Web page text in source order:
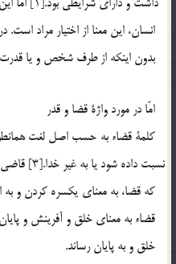
بدون اينكه از طرف شخص و يا قدرت
امّا در مورد واژة قضا و قدر
كلمة قضاء به حسب اصل لغت
خلق و به پايان رساند.